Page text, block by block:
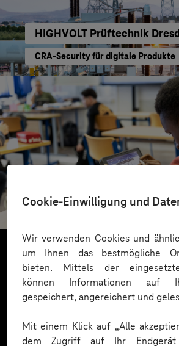
Cookie-Einwilligung und
Wir verwenden Cookies und
um Ihnen das bestmögliche
bieten. Mittels der
können Informationen auf
gespeichert, angereichert und
Mit einem Klick auf „Alle
dem Zugriff auf Ihr
HIGHVOLT Prüftechnik
CRA-Security für digitale Produkte
Mit KI Sprachbarrieren überwinden
Mehr laden